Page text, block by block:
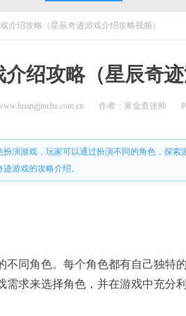
介绍攻略（星辰奇迹游戏介绍攻略视频）
绍攻略（星辰奇迹
作者：黄金查张帅
演游戏，玩家可以通过扮演不同的角色，探
游戏的攻略介绍。
同角色。每个角色都有自己独特
求来选择角色，并在游戏中充分